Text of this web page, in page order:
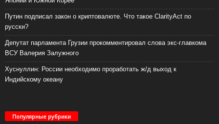
Путин подписал закон о криптовалюте. Что такое ClarityAct по
русски?
Депутат парламента Грузии прокомментировал слова экс-главкома
ВСУ Валерия Залужного
Хуснуллин: России необходимо проработать ж/д выход к
Индийскому океану
Популярные рубрики